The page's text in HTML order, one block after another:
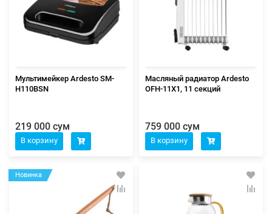
Мультимейкер Ardesto SM-
H110BSN
219 000 сум
В корзину
Масляный радиатор Ardesto
OFH-11X1, 11 секций
759 000 сум
В корзину
Новинка